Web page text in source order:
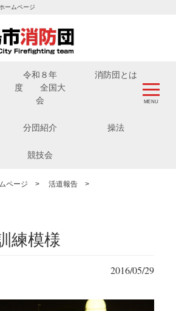
ームページ
令和８年
度 全国大
会
消防団とは
分団紹介 操法
競技会
ページ > 活道報告>
練模様
2016/05/29